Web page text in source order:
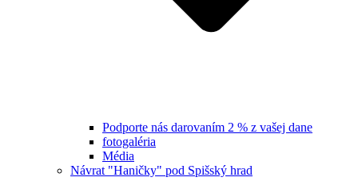
Podporte nás darovaním 2 % z vašej dane
fotogaléria
Média
Návrat "Haničky" pod Spišský hrad